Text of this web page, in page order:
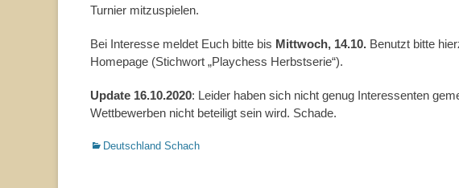
Turnier mitzuspielen.
Bei Interesse meldet Euch bitte bis Mittwoch, 14.10. Benutzt bitte
Homepage (Stichwort „Playchess Herbstserie“).
Update 16.10.2020: Leider haben sich nicht genug Interessenten
Wettbewerben nicht beteiligt sein wird. Schade.
Kategorien
Deutschland Schach